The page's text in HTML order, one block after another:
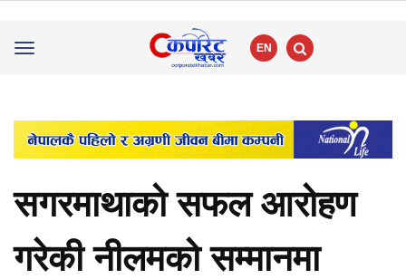
Toggle
EN
सगरमाथाको सफल आरोहण
गरेकी नीलमको सम्मानमा